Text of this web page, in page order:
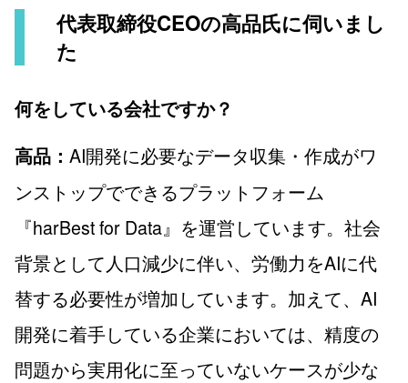
代表取締役CEOの高品氏に伺いまし
た
何をしている会社ですか？
高品： AI開発に必要なデータ収集・作成がワ
ンストップでできるプラットフォーム
『harBest for Data』を運営しています。社会
背景として人口減少に伴い、労働力をAIに代
替する必要性が増加しています。加えて、AI
開発に着手している企業においては、精度の
問題から実用化に至っていないケースが少な